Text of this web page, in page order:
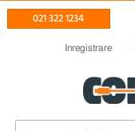
021 322 1234
Inregistrare